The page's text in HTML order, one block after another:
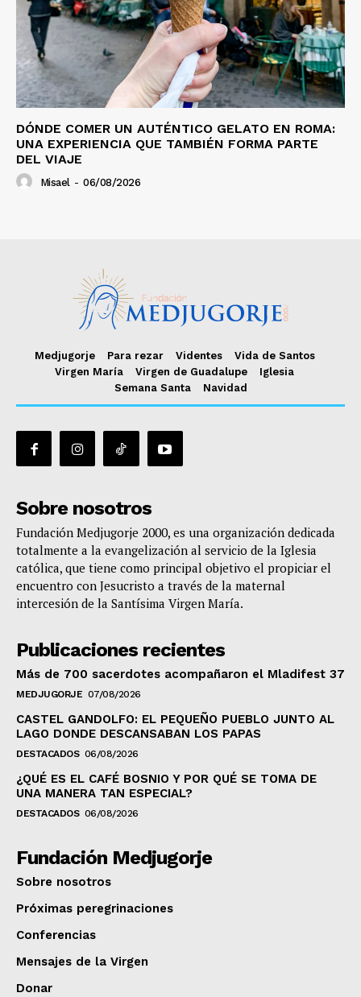
DÓNDE COMER UN AUTÉNTICO GELATO EN ROMA:
UNA EXPERIENCIA QUE TAMBIÉN FORMA PARTE
DEL VIAJE
Misael - 06/08/2026
Medjugorje Para rezar Videntes
Vida de Santos
Virgen María
Virgen de Guadalupe
Iglesia
Semana Santa
Navidad
Sobre nosotros
Fundación Medjugorje 2000, es una organización dedicada
totalmente a la evangelización al servicio de la Iglesia
católica, que tiene como principal objetivo el propiciar el
encuentro con Jesucristo a través de la maternal
intercesión de la Santísima Virgen María.
Publicaciones recientes
Más de 700 sacerdotes acompañaron el Mladifest 37
MEDJUGORJE 07/08/2026
CASTEL GANDOLFO: EL PEQUEÑO PUEBLO JUNTO AL
LAGO DONDE DESCANSABAN LOS PAPAS
DESTACADOS 06/08/2026
¿QUÉ ES EL CAFÉ BOSNIO Y POR QUÉ SE TOMA DE
UNA MANERA TAN ESPECIAL?
DESTACADOS 06/08/2026
Fundación Medjugorje
Sobre nosotros
Próximas peregrinaciones
Conferencias
Mensajes de la Virgen
Donar